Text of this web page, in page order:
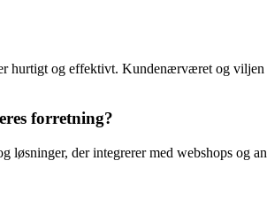
hurtigt og effektivt. Kundenærværet og
forretning?
der integrerer med webshops og